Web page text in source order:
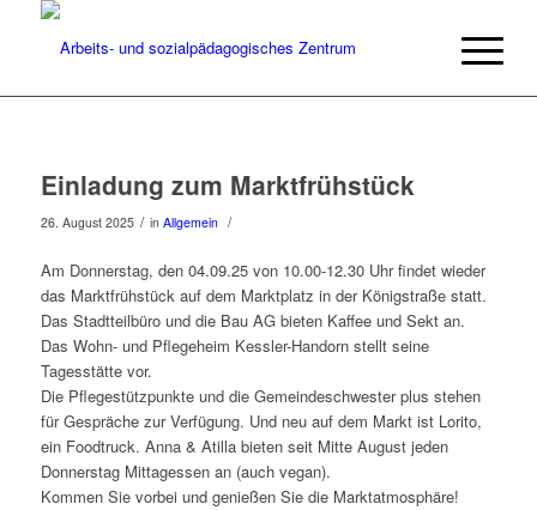
Einladung zum Marktfrühstück
26. August 2025 / in Allgemein /
Am Donnerstag, den 04.09.25 von 10.00-12.30 Uhr findet wieder
das Marktfrühstück auf dem Marktplatz in der Königstraße statt.
Das Stadtteilbüro und die Bau AG bieten Kaffee und Sekt an.
Das Wohn- und Pflegeheim Kessler-Handorn stellt seine
Tagesstätte vor.
Die Pflegestützpunkte und die Gemeindeschwester plus stehen
für Gespräche zur Verfügung. Und neu auf dem Markt ist Lorito,
ein Foodtruck. Anna & Atilla bieten seit Mitte August jeden
Donnerstag Mittagessen an (auch vegan).
Kommen Sie vorbei und genießen Sie die Marktatmosphäre!